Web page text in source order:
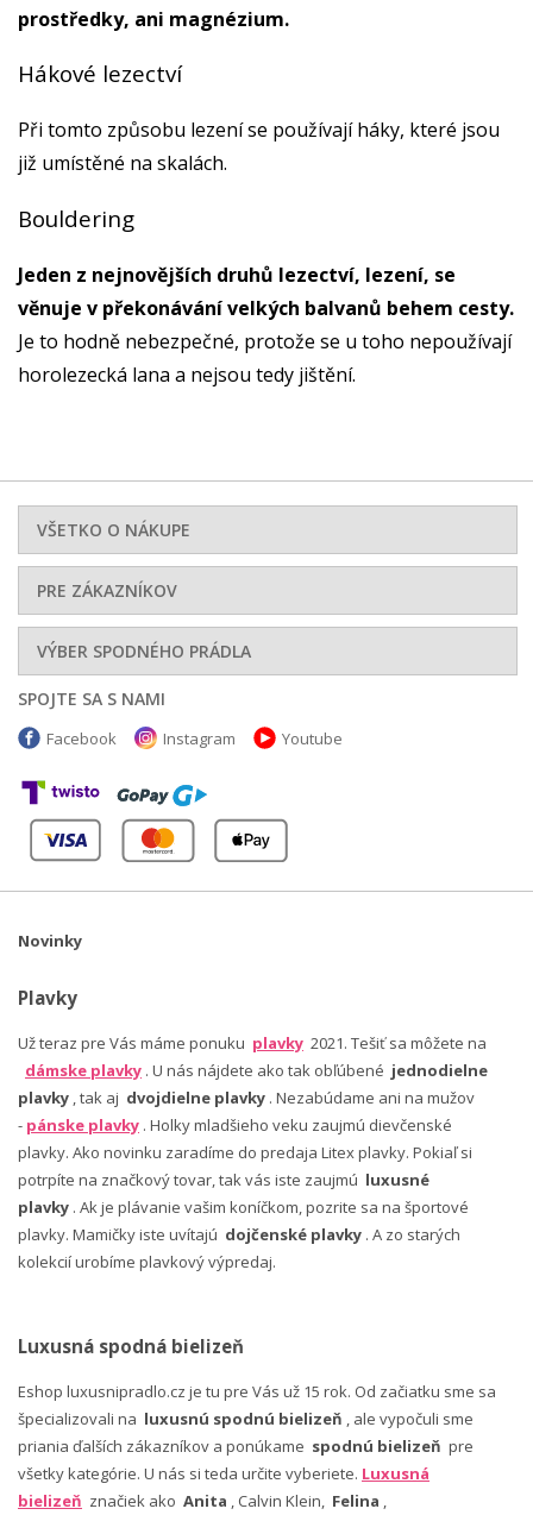
prostředky, ani magnézium.
Hákové lezectví
Při tomto způsobu lezení se používají háky, které jsou
již umístěné na skalách.
Bouldering
Jeden z nejnovějších druhů lezectví, lezení, se
věnuje v překonávání velkých balvanů behem cesty.
Je to hodně nebezpečné, protože se u toho nepoužívají
horolezecká lana a nejsou tedy jištění.
VŠETKO O NÁKUPE
PRE ZÁKAZNÍKOV
VÝBER SPODNÉHO PRÁDLA
SPOJTE SA S NAMI
Facebook Instagram Youtube
Novinky
Plavky
Už teraz pre Vás máme ponuku plavky 2021. Tešiť sa môžete na
dámske plavky . U nás nájdete ako tak obľúbené jednodielne
plavky , tak aj dvojdielne plavky . Nezabúdame ani na mužov
- pánske plavky . Holky mladšieho veku zaujmú dievčenské
plavky. Ako novinku zaradíme do predaja Litex plavky. Pokiaľ si
potrpíte na značkový tovar, tak vás iste zaujmú luxusné
plavky . Ak je plávanie vašim koníčkom, pozrite sa na športové
plavky. Mamičky iste uvítajú dojčenské plavky . A zo starých
kolekcií urobíme plavkový výpredaj.
Luxusná spodná bielizeň
Eshop luxusnipradlo.cz je tu pre Vás už 15 rok. Od začiatku sme sa
špecializovali na luxusnú spodnú bielizeň , ale vypočuli sme
priania ďalších zákazníkov a ponúkame spodnú bielizeň pre
všetky kategórie. U nás si teda určite vyberiete. Luxusná
bielizeň značiek ako Anita , Calvin Klein, Felina ,